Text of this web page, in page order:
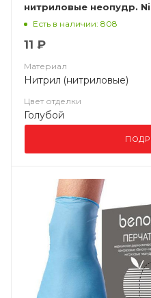
нитриловые неопудр.
(10%)
Есть в наличии: 808
11 ₽
Материал
Нитрил (нитриловые)
Цвет отделки
Голубой